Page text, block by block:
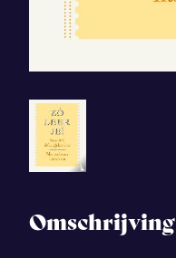
Omschrijving